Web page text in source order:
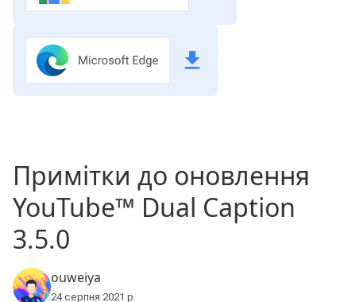
Примітки до оновлення
YouTube™ Dual Caption
3.5.0
ouweiya
24 серпня 2021 р.